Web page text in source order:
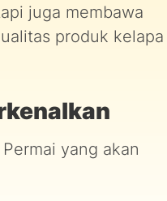
juga membawa
produk kelapa
yang akan